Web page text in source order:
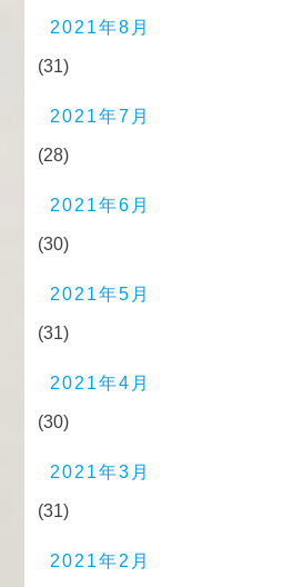
2021年8月
(31)
2021年7月
(28)
2021年6月
(30)
2021年5月
(31)
2021年4月
(30)
2021年3月
(31)
2021年2月